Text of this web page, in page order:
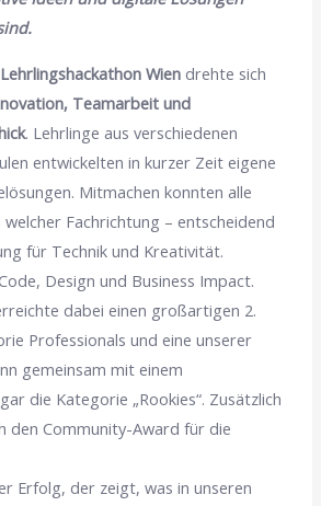
Lehrlingshackathon Wien drehte sich
Teamarbeit und
. Lehrlinge aus verschiedenen
entwickelten in kurzer Zeit eigene
Mitmachen konnten alle
welcher Fachrichtung – entscheidend
für Technik und Kreativität.
Design und Business Impact.
dabei einen großartigen 2.
Professionals und eine unserer
gemeinsam mit einem
die Kategorie „Rookies“. Zusätzlich
den Community-Award für die
Erfolg, der zeigt, was in unseren